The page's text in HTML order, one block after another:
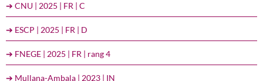
➔ CNU | 2025 | FR | C
➔ ESCP | 2025 | FR | D
➔ FNEGE | 2025 | FR | rang 4
➔ Mullana-Ambala | 2023 | IN